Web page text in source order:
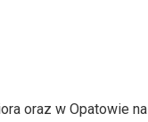
oraz w Opatowie na